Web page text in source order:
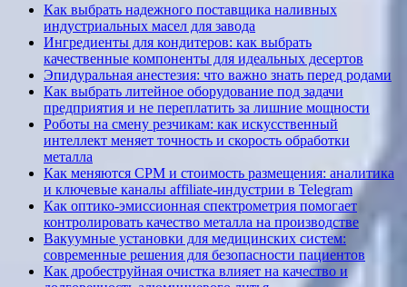
Как выбрать надежного поставщика наливных
индустриальных масел для завода
Ингредиенты для кондитеров: как выбрать
качественные компоненты для идеальных десертов
Эпидуральная анестезия: что важно знать перед родами
Как выбрать литейное оборудование под задачи
предприятия и не переплатить за лишние мощности
Роботы на смену резчикам: как искусственный
интеллект меняет точность и скорость обработки
металла
Как меняются CPM и стоимость размещения: аналитика
и ключевые каналы affiliate-индустрии в Telegram
Как оптико-эмиссионная спектрометрия помогает
контролировать качество металла на производстве
Вакуумные установки для медицинских систем:
современные решения для безопасности пациентов
Как дробеструйная очистка влияет на качество и